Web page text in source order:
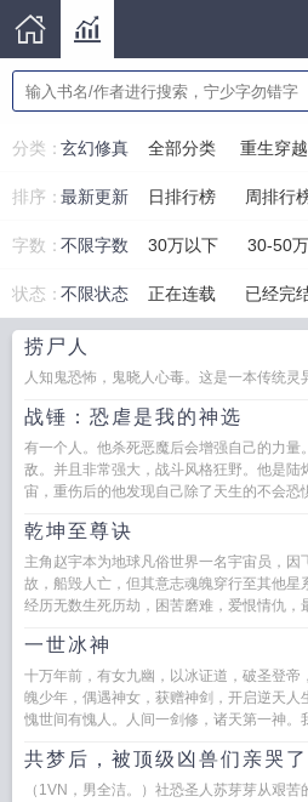
分类： 全部分类
玄幻修真 重生穿越
排序： 日排行榜 周排行
最新更新
字数：不限字数 30万以下 30-50万
状态：不限状态 正在连载 已经完
捞尸人
人知鬼恐怖，鬼晓人心毒。这是一本传统灵
战锤：恐虐是我的神选
有一个人。他杀死恶魔后会增强自己的力量
敌。并且非常强大，战斗风格狂野。他是陆
宙，重伤后的他发现自己除了天生的不会恐
乾坤至尊诀
主角赵宇本为地球凡俗世界一名宇宙员，
故，船毁人亡，但其意志魂魄穿行至其他星
经历无数生死历劫，困苦磨难，爱恨情仇，
一世冰神
十万年前，有女九幽，以冰证道，破圣登帝
魄少年，偶遇神女，获赠神剑，开启逆天
愧世间有愧人。人间一剑修，诸天第一神。
共梦后，被顶级凶兽们亲哭了
（1VN，男全洁。）社恐圣人苏芽芽从艰